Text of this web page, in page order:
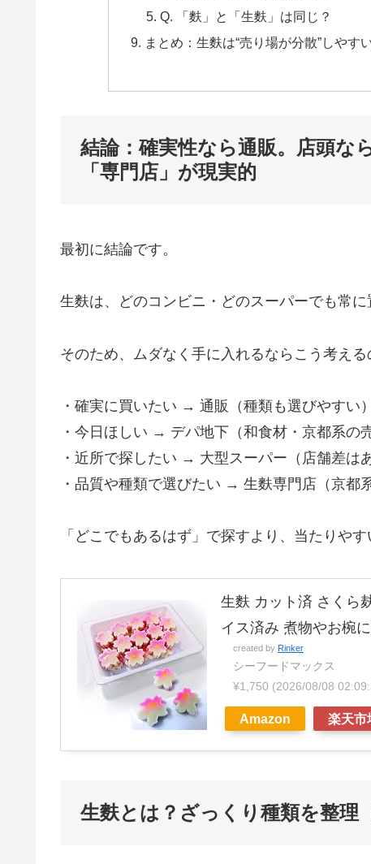
Q. 「麩」と「生麩」は同じ？
まとめ：生麩は“売り場が分散”しやす
結論：確実性なら通販。店頭な
「専門店」が現実的
最初に結論です。
生麩は、どのコンビニ・どのスーパーでも常に
そのため、ムダなく手に入れるならこう考える
・確実に買いたい → 通販（種類も選びやすい）
・今日ほしい → デパ地下（和食材・京都系の
・近所で探したい → 大型スーパー（店舗差はあ
・品質や種類で選びたい → 生麩専門店（京都
「どこでもあるはず」で探すより、当たりや
生麩 カット済 さくら
イス済み 煮物やお椀
created by Rinker
シーフードマックス
¥1,750 (2026/08/08
Amazon 楽天市
生麩とは？ざっくり種類を整理